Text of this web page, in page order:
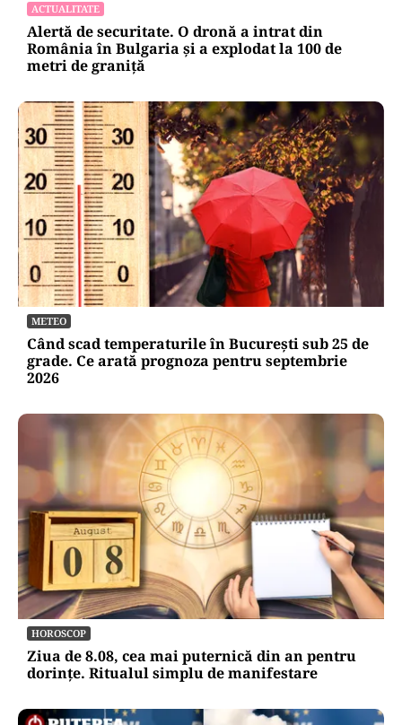
ACTUALITATE
Alertă de securitate. O dronă a intrat din
România în Bulgaria şi a explodat la 100 de
metri de graniţă
METEO
Când scad temperaturile în București sub 25 de
grade. Ce arată prognoza pentru septembrie
2026
HOROSCOP
Ziua de 8.08, cea mai puternică din an pentru
dorințe. Ritualul simplu de manifestare